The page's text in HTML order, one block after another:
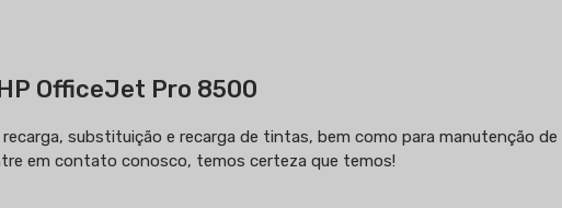
OfficeJet Pro 8500
substituição e recarga de tintas, bem como para manutenção de
em contato conosco, temos certeza que temos!